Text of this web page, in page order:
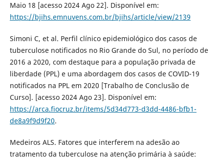
Maio 18 [acesso 2024 Ago 22]. Disponível em:
https://bjihs.emnuvens.com.br/bjihs/article/view/2139
Simoni C, et al. Perfil clínico epidemiológico dos casos de
tuberculose notificados no Rio Grande do Sul, no período de
2016 a 2020, com destaque para a população privada de
liberdade (PPL) e uma abordagem dos casos de COVID-19
notificados na PPL em 2020 [Trabalho de Conclusão de
Curso]. [acesso 2024 Ago 23]. Disponível em:
https://arca.fiocruz.br/items/5d34d773-d3dd-4486-bfb1-
de8a9f9d9f20.
Medeiros ALS. Fatores que interferem na adesão ao
tratamento da tuberculose na atenção primária à saúde: